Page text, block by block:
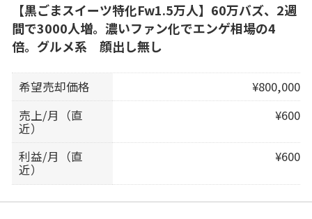
【黒ごまスイーツ特化Fw1.5万人】60万バズ、2週
間で3000人増。濃いファン化でエンゲ相場の4
倍。グルメ系 顔出し無し
希望売却価格
¥800,000
売上/月（直
近）
¥600
利益/月（直
近）
¥600